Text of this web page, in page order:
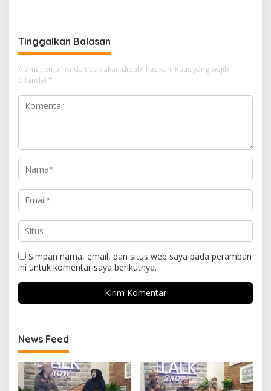
Tinggalkan Balasan
Alamat email Anda tidak akan dipublikasikan. Ruas yang wajib
ditandai *
Simpan nama, email, dan situs web saya pada peramban
ini untuk komentar saya berikutnya.
News Feed